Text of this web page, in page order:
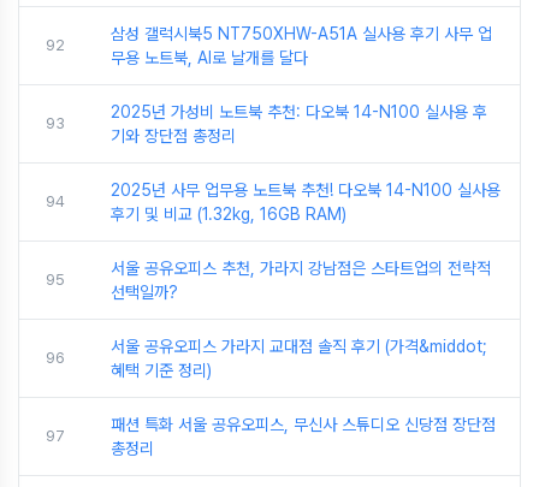
92
삼성 갤럭시북5 NT750XHW-A51A 실사용 후기 사무 업
무용 노트북, AI로 날개를 달다
93
2025년 가성비 노트북 추천: 다오북 14-N100 실사용 후
기와 장단점 총정리
94
2025년 사무 업무용 노트북 추천! 다오북 14-N100 실사용
후기 및 비교 (1.32kg, 16GB RAM)
95
서울 공유오피스 추천, 가라지 강남점은 스타트업의 전략적
선택일까?
96
서울 공유오피스 가라지 교대점 솔직 후기 (가격&middot;
혜택 기준 정리)
97
패션 특화 서울 공유오피스, 무신사 스튜디오 신당점 장단점
총정리